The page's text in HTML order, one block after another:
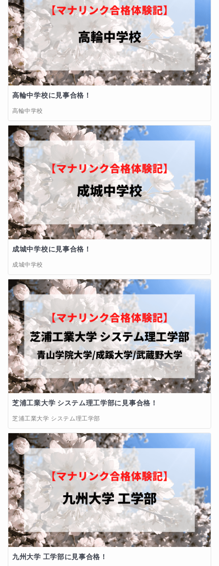
高輪中学校に見事合格！
高輪中学校
成城中学校に見事合格！
成城中学校
芝浦工業大学 システム理工学部に見事合格！
芝浦工業大学 システム理工学部
九州大学 工学部に見事合格！